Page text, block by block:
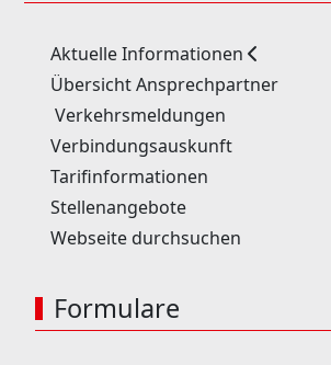
Aktuelle Informationen
Übersicht Ansprechpartner
Verkehrsmeldungen
Verbindungsauskunft
Tarifinformationen
Stellenangebote
Webseite durchsuchen
Formulare